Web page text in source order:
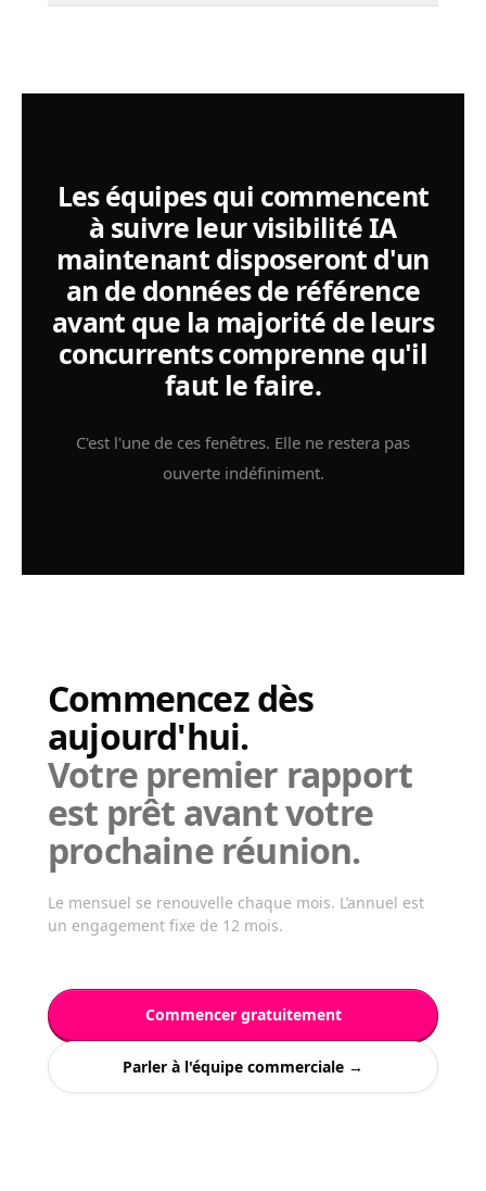
Les équipes qui commencent
à suivre leur visibilité IA
maintenant disposeront d'un
an de données de référence
avant que la majorité de leurs
concurrents comprenne qu'il
faut le faire.
C'est l'une de ces fenêtres. Elle ne restera pas
ouverte indéfiniment.
Commencez dès
aujourd'hui.
Votre premier rapport
est prêt avant votre
prochaine réunion.
Le mensuel se renouvelle chaque mois. L’annuel est
un engagement fixe de 12 mois.
Commencer gratuitement
Parler à l'équipe commerciale →